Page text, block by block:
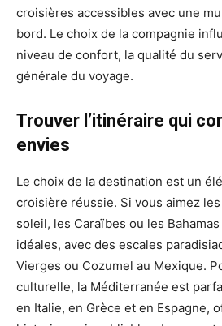
croisières accessibles avec une
bord. Le choix de la compagnie
niveau de confort, la qualité du
générale du voyage.
Trouver l’itinéraire qui
envies
Le choix de la destination est un
croisière réussie. Si vous aimez
soleil, les Caraïbes ou les
idéales, avec des escales
Vierges ou Cozumel au Mexique.
culturelle, la Méditerranée est
en Italie, en Grèce et en Espagne,